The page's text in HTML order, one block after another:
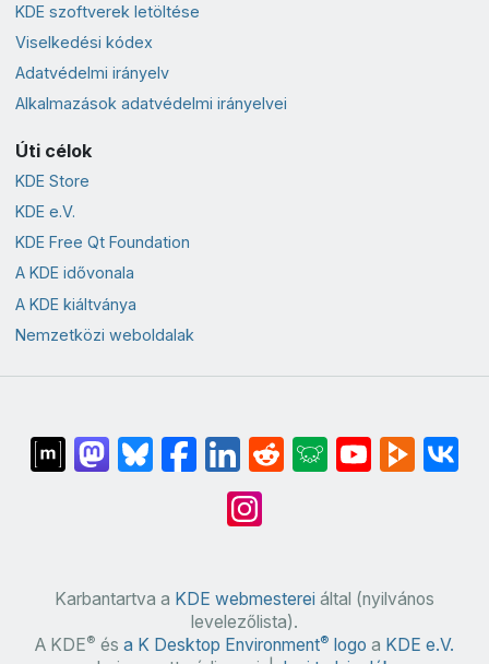
KDE szoftverek letöltése
Viselkedési kódex
Adatvédelmi irányelv
Alkalmazások adatvédelmi irányelvei
Úti célok
KDE Store
KDE e.V.
KDE Free Qt Foundation
A KDE idővonala
A KDE kiáltványa
Nemzetközi weboldalak
Karbantartva a KDE webmesterei által (nyilvános
levelezőlista).
A KDE® és a K Desktop Environment® logo a KDE e.V.